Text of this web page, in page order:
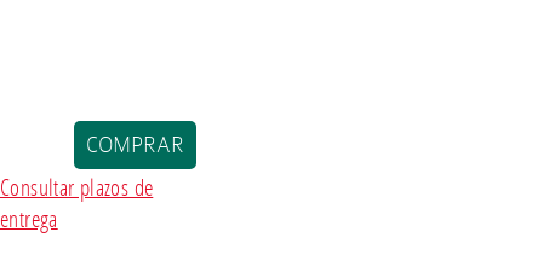
Consultar plazos de
entrega